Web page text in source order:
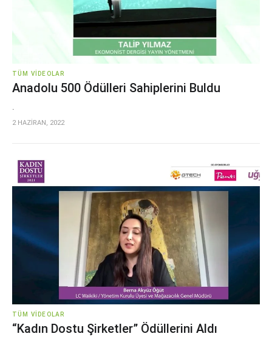
TÜM VIDEOLAR
Anadolu 500 Ödülleri Sahiplerini Buldu
.
2 HAZİRAN, 2022
TÜM VIDEOLAR
“Kadın Dostu Şirketler” Ödüllerini Aldı